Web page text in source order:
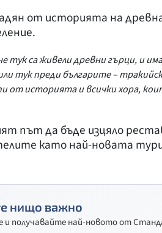
от историята на
тук са живели древни гърци, и
тук преди българите –
от историята и всички хора,
път да бъде изцяло
като най-новата
нищо важно
и получавайте най-новото от